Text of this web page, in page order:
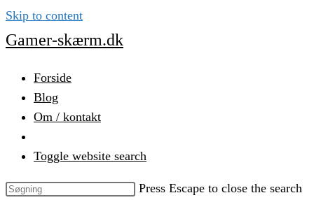
Skip to content
Gamer-skærm.dk
Forside
Blog
Om / kontakt
Toggle website search
Press Escape to close the search